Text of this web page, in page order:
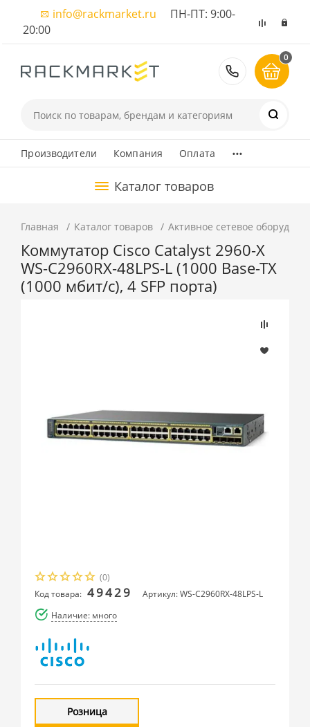
info@rackmarket.ru ПН-ПТ: 9:00-
20:00
8 (495)
0
Производители Компания Оплата ...
Каталог товаров
Главная Каталог товаров Активное сетевое
Коммутатор Cisco Catalyst 2960-X
WS-C2960RX-48LPS-L (1000 Base-TX
(1000 мбит/с), 4 SFP порта)
(0)
Код товара: 49429
Артикул: WS-C2960RX-48LPS-L
Наличие: много
Розница